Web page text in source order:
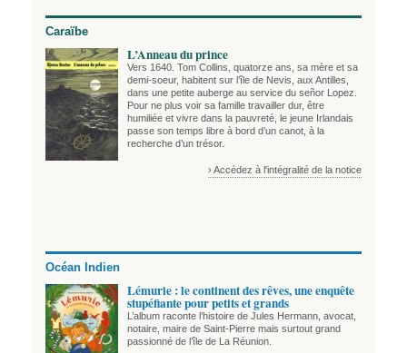
Caraïbe
L’Anneau du prince
Vers 1640. Tom Collins, quatorze ans, sa mère et sa
demi-soeur, habitent sur l’île de Nevis, aux Antilles,
dans une petite auberge au service du señor Lopez.
Pour ne plus voir sa famille travailler dur, être
humiliée et vivre dans la pauvreté, le jeune Irlandais
passe son temps libre à bord d’un canot, à la
recherche d’un trésor.
› Accédez à l'intégralité de la notice
Océan Indien
Lémurie : le continent des rêves, une enquête
stupéfiante pour petits et grands
L’album raconte l’histoire de Jules Hermann, avocat,
notaire, maire de Saint-Pierre mais surtout grand
passionné de l’île de La Réunion.